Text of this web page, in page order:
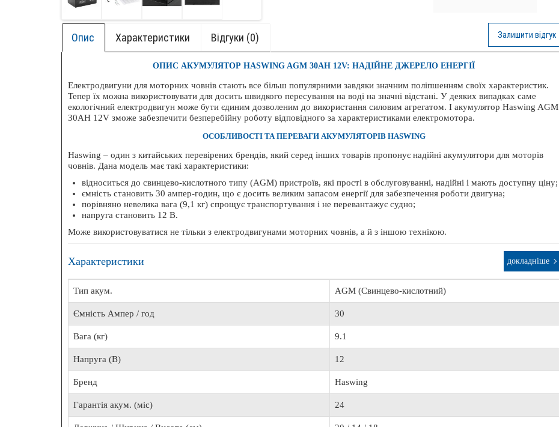
Залишити відгук
Опис Характеристики Відгуки (0)
ОПИС АКУМУЛЯТОР HASWING AGM 30AH 12V: НАДІЙНЕ ДЖЕРЕЛО ЕНЕРГІЇ
Електродвигуни для моторних човнів стають все більш популярними завдяки значним поліпшенням своїх характеристик.
Тепер їх можна використовувати для досить швидкого пересування на воді на значні відстані. У деяких випадках саме
екологічний електродвигун може бути єдиним дозволеним до використання силовим агрегатом. І акумулятор Haswing AGM
30AH 12V зможе забезпечити безперебійну роботу відповідного за характеристиками електромотора.
ОСОБЛИВОСТІ ТА ПЕРЕВАГИ АКУМУЛЯТОРІВ HASWING
Haswing – один з китайських перевірених брендів, який серед інших товарів пропонує надійні акумулятори для моторів
човнів. Дана модель має такі характеристики:
відноситься до свинцево-кислотного типу (AGM) пристроїв, які прості в обслуговуванні, надійні і мають доступну ціну;
ємність становить 30 ампер-годин, що є досить великим запасом енергії для забезпечення роботи двигуна;
порівняно невелика вага (9,1 кг) спрощує транспортування і не перевантажує судно;
напруга становить 12 В.
Може використовуватися не тільки з електродвигунами моторних човнів, а й з іншою технікою.
Характеристики докладніше
Тип акум. AGM (Свинцево-кислотний)
Ємність Ампер / год 30
Вага (кг) 9.1
Напруга (В) 12
Бренд Haswing
Гарантія акум. (міс) 24
+ БОК. ПРОМІНЬ!
НОВИНКА!
БЕЗКОШТОВНА ДОСТАВКА
Транспортувальний Тент AQUA MANIA
2 734 грн.